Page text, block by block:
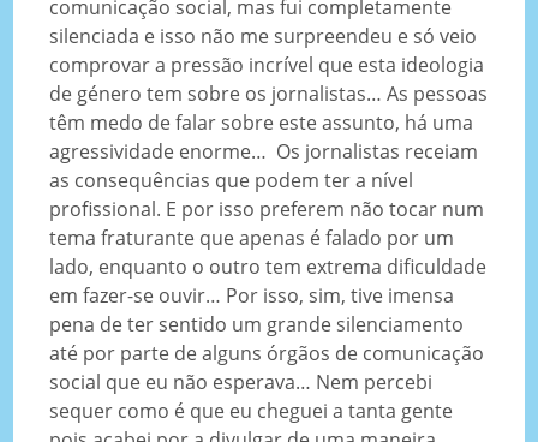
comunicação social, mas fui completamente
silenciada e isso não me surpreendeu e só veio
comprovar a pressão incrível que esta ideologia
de género tem sobre os jornalistas… As pessoas
têm medo de falar sobre este assunto, há uma
agressividade enorme… Os jornalistas receiam
as consequências que podem ter a nível
profissional. E por isso preferem não tocar num
tema fraturante que apenas é falado por um
lado, enquanto o outro tem extrema dificuldade
em fazer-se ouvir… Por isso, sim, tive imensa
pena de ter sentido um grande silenciamento
até por parte de alguns órgãos de comunicação
social que eu não esperava… Nem percebi
sequer como é que eu cheguei a tanta gente